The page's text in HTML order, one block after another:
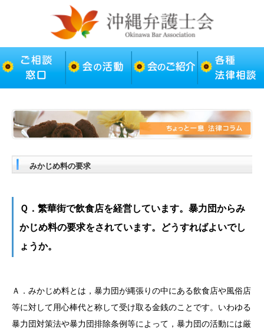
みかじめ料の要求
Ｑ．繁華街で飲食店を経営しています。暴力団からみ
かじめ料の要求をされています。どうすればよいでし
ょうか。
Ａ．みかじめ料とは，暴力団が縄張りの中にある飲食店や風俗店
等に対して用心棒代と称して受け取る金銭のことです。いわゆる
暴力団対策法や暴力団排除条例等によって，暴力団の活動には厳